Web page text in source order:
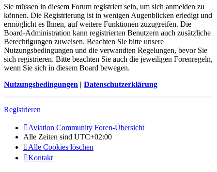
Sie müssen in diesem Forum registriert sein, um sich anmelden zu
können. Die Registrierung ist in wenigen Augenblicken erledigt und
ermöglicht es Ihnen, auf weitere Funktionen zuzugreifen. Die
Board-Administration kann registrierten Benutzern auch zusätzliche
Berechtigungen zuweisen. Beachten Sie bitte unsere
Nutzungsbedingungen und die verwandten Regelungen, bevor Sie
sich registrieren. Bitte beachten Sie auch die jeweiligen Forenregeln,
wenn Sie sich in diesem Board bewegen.
Nutzungsbedingungen | Datenschutzerklärung
Registrieren
Aviation Community Foren-Übersicht
Alle Zeiten sind UTC+02:00
Alle Cookies löschen
Kontakt